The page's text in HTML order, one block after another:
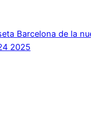
Barcelona de la
2025